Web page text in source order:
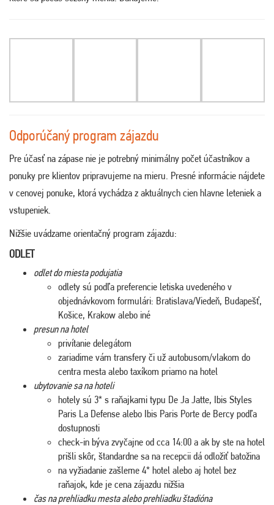
Odporúčaný program zájazdu
Pre účasť na zápase nie je potrebný minimálny počet účastníkov a
ponuky pre klientov pripravujeme na mieru. Presné informácie nájdete
v cenovej ponuke, ktorá vychádza z aktuálnych cien hlavne leteniek a
vstupeniek.
Nižšie uvádzame orientačný program zájazdu:
ODLET
odlet do miesta podujatia
odlety sú podľa preferencie letiska uvedeného v
objednávkovom formulári: Bratislava/Viedeň, Budapešť,
Košice, Krakow alebo iné
presun na hotel
privítanie delegátom
zariadime vám transfery či už autobusom/vlakom do
centra mesta alebo taxíkom priamo na hotel
ubytovanie sa na hoteli
hotely sú 3* s raňajkami typu De Ja Jatte, Ibis Styles
Paris La Defense alebo Ibis Paris Porte de Bercy podľa
dostupnosti
check-in býva zvyčajne od cca 14:00 a ak by ste na hotel
prišli skôr, štandardne sa na recepcii dá odložiť batožina
na vyžiadanie zašleme 4* hotel alebo aj hotel bez
raňajok, kde je cena zájazdu nižšia
čas na prehliadku mesta alebo prehliadku štadióna